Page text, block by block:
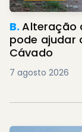
B.Alteração do Código das Expropriações
pode ajudar
Cávado
7 agosto 2026